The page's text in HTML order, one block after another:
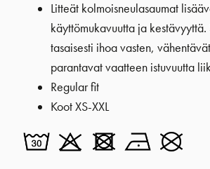
Litteät kolmoisneulasaumat
käyttömukavuutta ja kestävyyttä.
tasaisesti ihoa vasten,
parantavat vaatteen istuvuutta
Regular fit
Koot XS-XXL